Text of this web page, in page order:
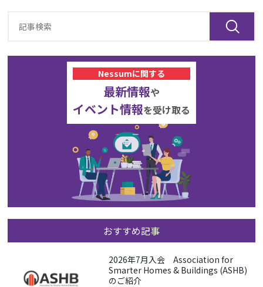
Nessumに関する
最新情報や
イベント情報を受け取る
おすすめ記事
2026年7月入会 Association for
Smarter Homes & Buildings (ASHB)
のご紹介